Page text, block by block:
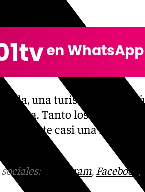
una turista francesa,
playa. Tanto los
durante casi una hora,
Instagram, Facebook ,